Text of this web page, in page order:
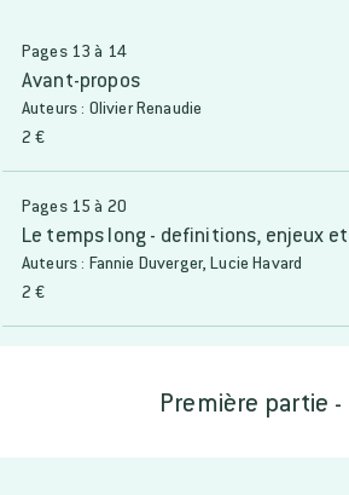
Pages 13 à 14
Avant-propos
Auteurs : Olivier Renaudie
2 €
Pages 15 à 20
Le temps long - definitions, enjeux
Auteurs : Fannie Duverger, Lucie Havard
2 €
Première partie